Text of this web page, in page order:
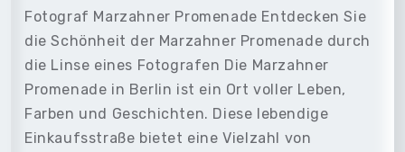
Fotograf Marzahner Promenade Entdecken Sie
die Schönheit der Marzahner Promenade durch
die Linse eines Fotografen Die Marzahner
Promenade in Berlin ist ein Ort voller Leben,
Farben und Geschichten. Diese lebendige
Einkaufsstraße bietet eine Vielzahl von